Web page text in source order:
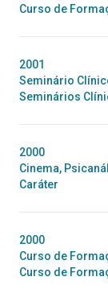
Curso de
2001
Seminário
Seminários
2000
Cinema,
Caráter
2000
Curso de
Curso de